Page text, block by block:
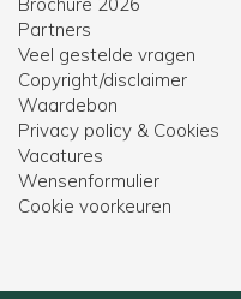
Partners
Veel gestelde vragen
Copyright/disclaimer
Waardebon
Privacy policy & Cookies
Vacatures
Wensenformulier
Cookie voorkeuren